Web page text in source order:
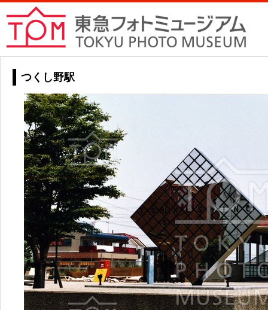
つくし野駅